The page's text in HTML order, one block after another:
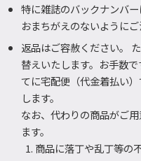
特に雑誌のバックナンバ
おまちがえのないようにご
返品はご容赦ください。
替えいたします。お手数
てに宅配便（代金着払い
します。
なお、代わりの商品がご
ます。
商品に落丁や乱丁等の